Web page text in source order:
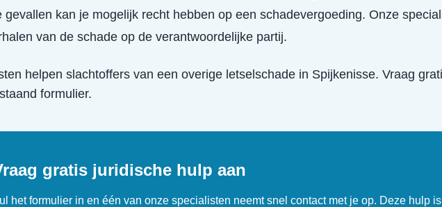
gevallen kan je mogelijk recht hebben op een schadevergoeding. Onze
van de schade op de verantwoordelijke partij.
helpen slachtoffers van een overige letselschade in Spijkenisse. Vraag
formulier.
gratis juridische hulp aan
het formulier in en één van onze specialisten neemt snel contact met je op. Deze hulp